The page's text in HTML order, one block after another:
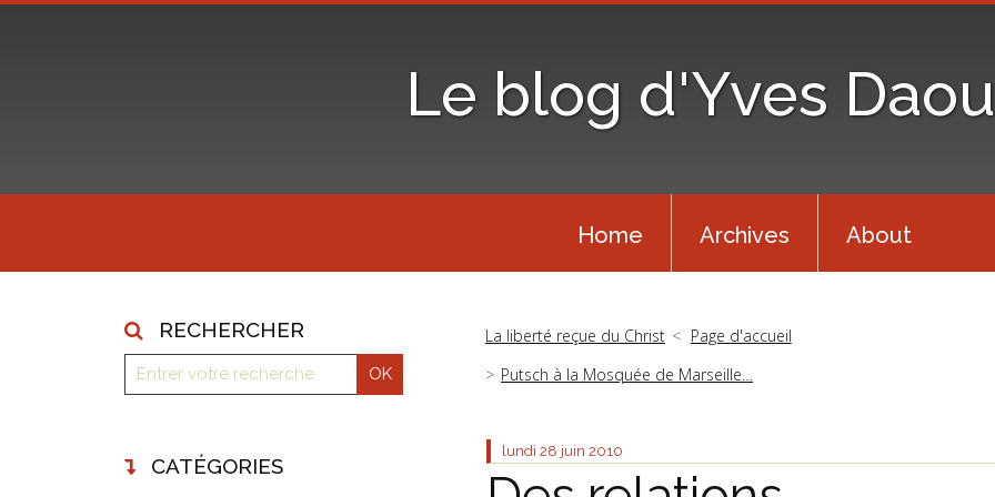
Le blog d'Yves
Home Archives About
RECHERCHER
CATÉGORIES
La liberté reçue du Christ
Page d'accueil
Putsch à la Mosquée de Marseille…
lundi 28 juin 2010